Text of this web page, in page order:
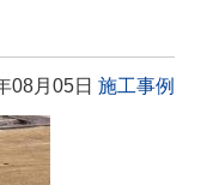
08月05日 施工事例